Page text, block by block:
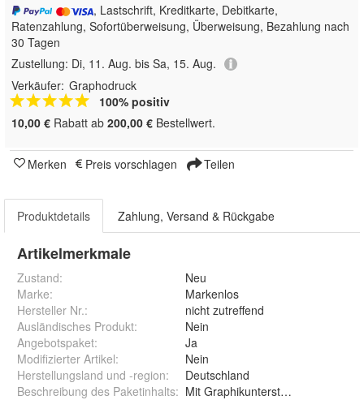
, Lastschrift, Kreditkarte, Debitkarte,
Ratenzahlung, Sofortüberweisung, Überweisung, Bezahlung nach
30 Tagen
Zustellung: Di, 11. Aug. bis Sa, 15. Aug.
Verkäufer: Graphodruck
100% positiv
10,00 € Rabatt ab 200,00 € Bestellwert.
Merken Preis vorschlagen Teilen
Produktdetails Zahlung, Versand & Rückgabe
Artikelmerkmale
Zustand:
Neu
Marke:
Markenlos
Hersteller Nr.:
nicht zutreffend
Ausländisches Produkt:
Nein
Angebotspaket:
Ja
Modifizierter Artikel:
Nein
Herstellungsland und -region:
Deutschland
Beschreibung des Paketinhalts: Mit Graphikunterstützung